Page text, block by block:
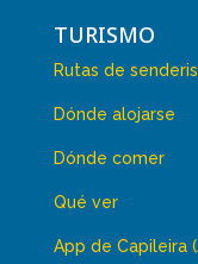
TURISMO
Rutas de
Dónde alojarse
Dónde comer
Qué ver
App de Capileira